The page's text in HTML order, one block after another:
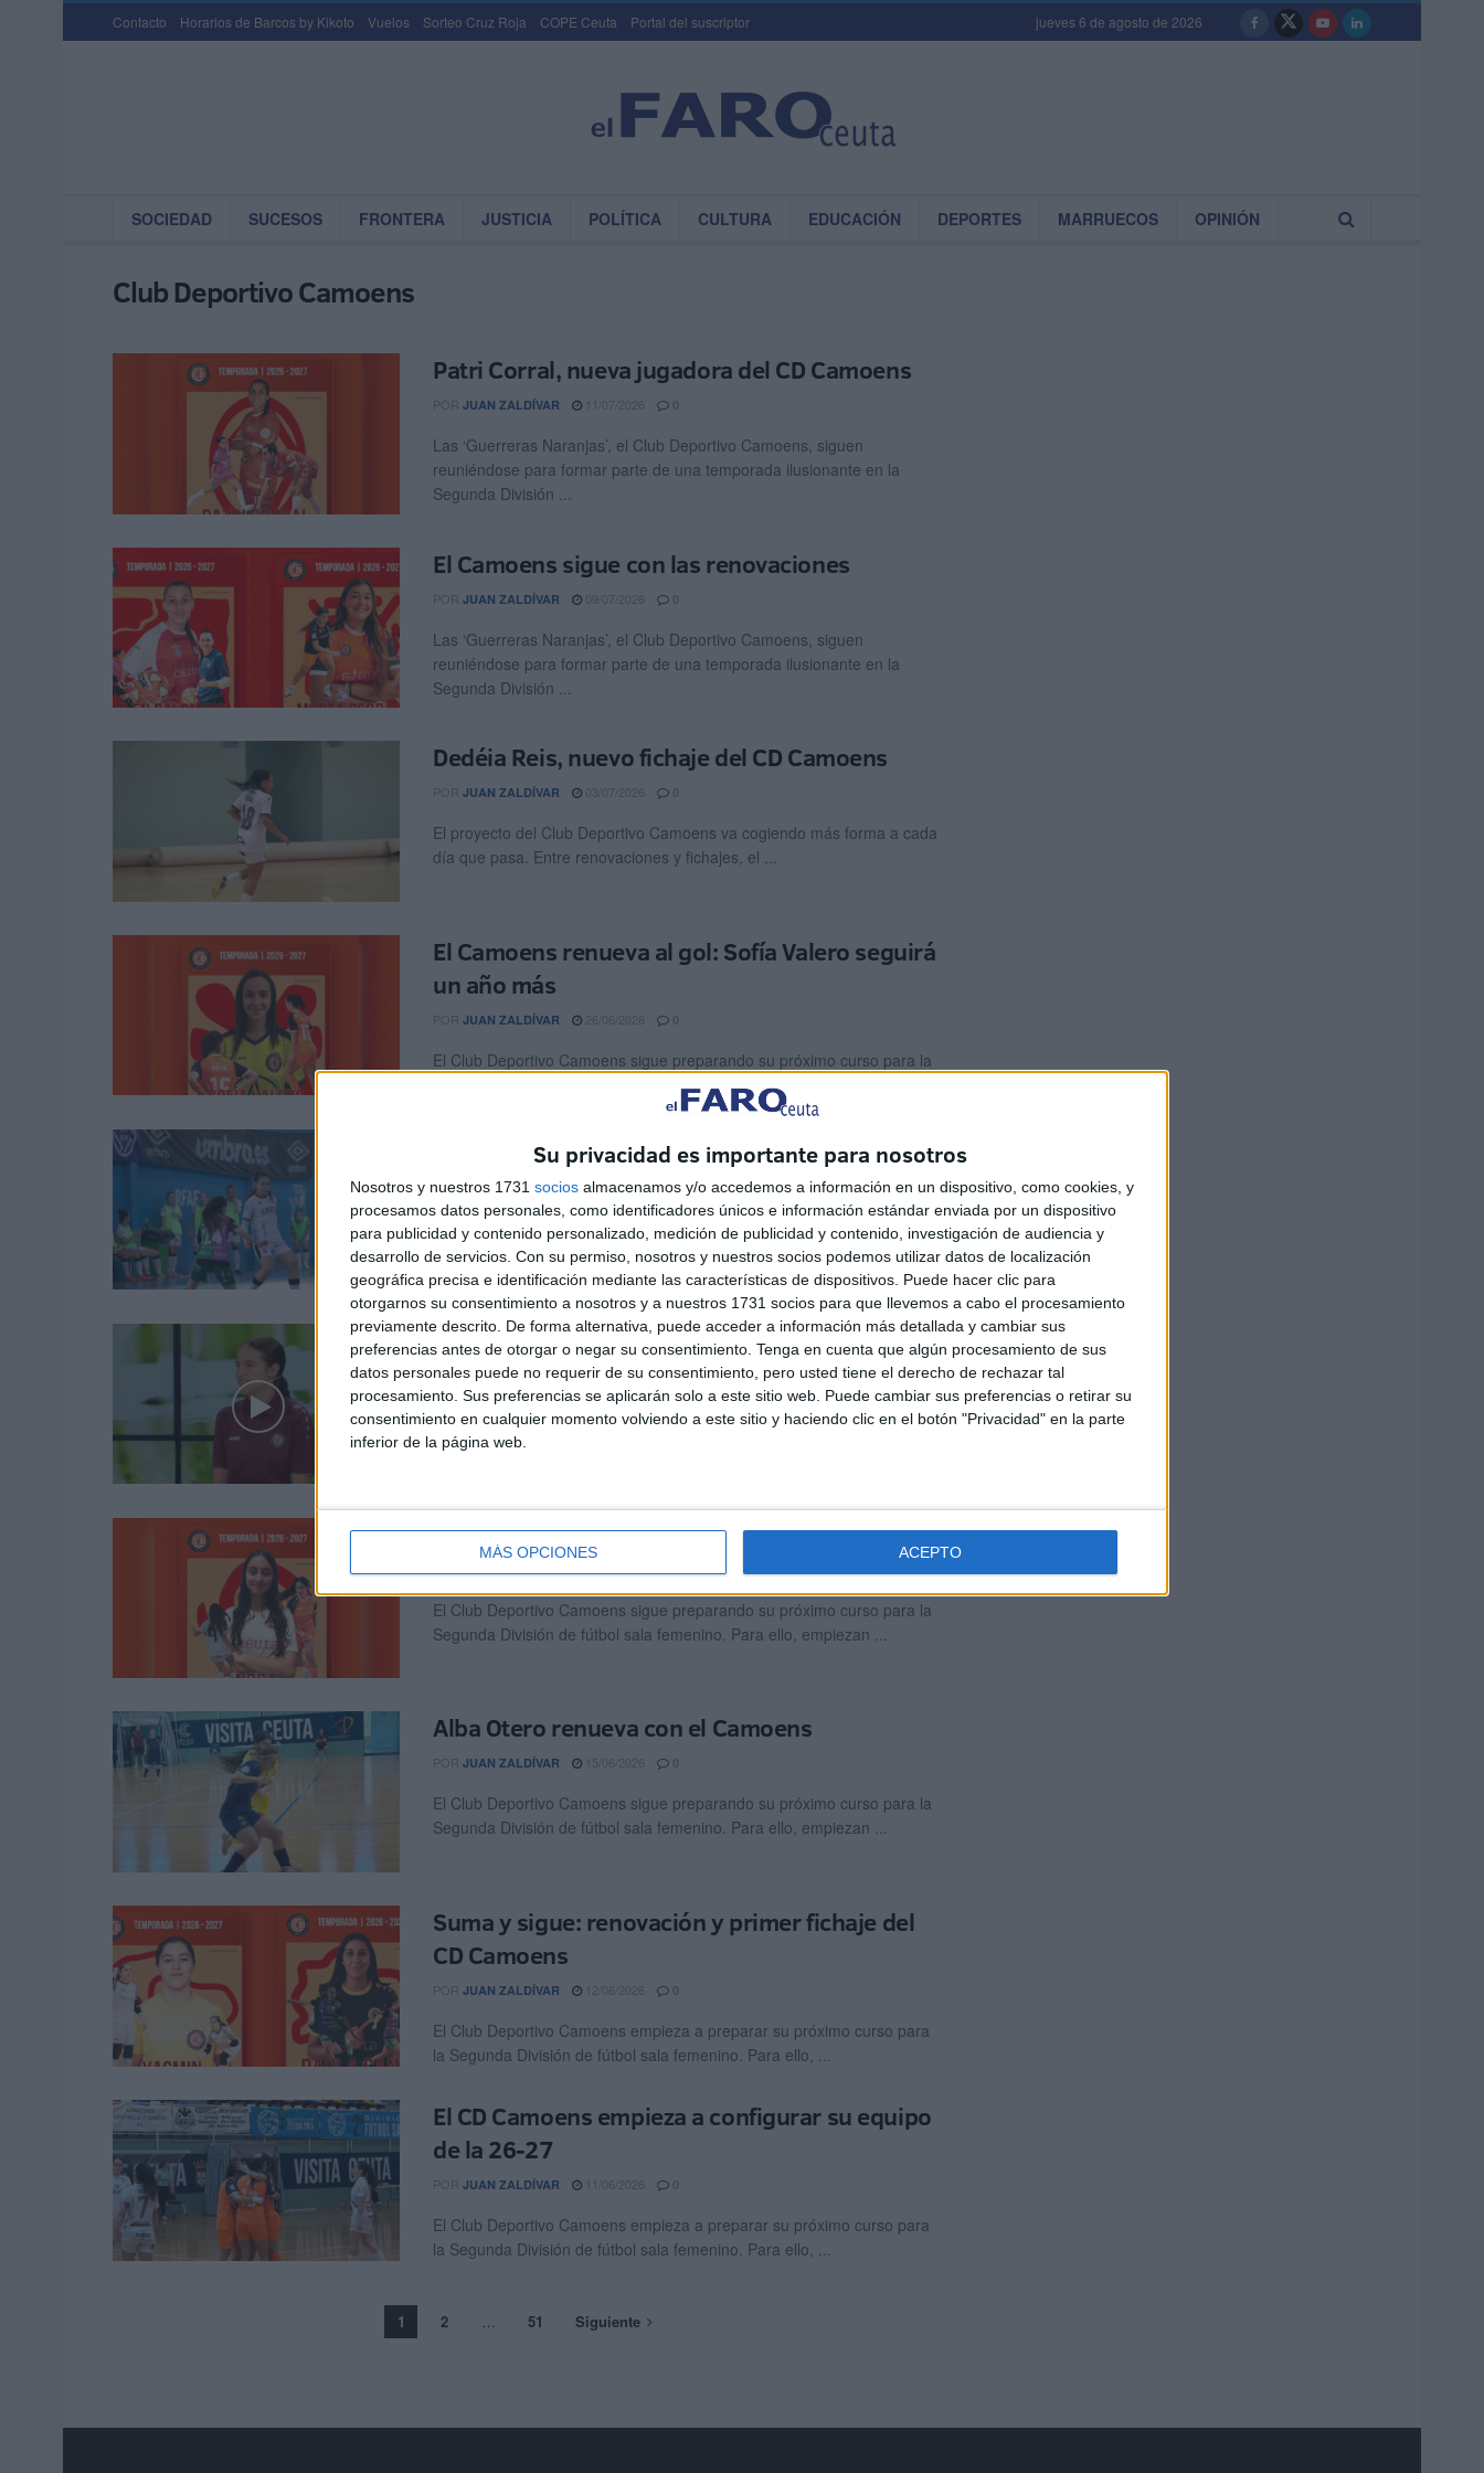
Su privacidad es importante para nosotros
Nosotros y nuestros 1731 socios almacenamos y/o accedemos a información en un dispositivo, como cookies, y
procesamos datos personales, como identificadores únicos e información estándar enviada por un dispositivo
para publicidad y contenido personalizado, medición de publicidad y contenido, investigación de audiencia y
desarrollo de servicios. Con su permiso, nosotros y nuestros socios podemos utilizar datos de localización
geográfica precisa e identificación mediante las características de dispositivos. Puede hacer clic para
otorgarnos su consentimiento a nosotros y a nuestros 1731 socios para que llevemos a cabo el procesamiento
previamente descrito. De forma alternativa, puede acceder a información más detallada y cambiar sus
preferencias antes de otorgar o negar su consentimiento. Tenga en cuenta que algún procesamiento de sus
datos personales puede no requerir de su consentimiento, pero usted tiene el derecho de rechazar tal
procesamiento. Sus preferencias se aplicarán solo a este sitio web. Puede cambiar sus preferencias o retirar su
consentimiento en cualquier momento volviendo a este sitio y haciendo clic en el botón "Privacidad" en la parte
inferior de la página web.
MÁS OPCIONES ACEPTO
Contacto Horarios de Barcos by Kikoto Vuelos Sorteo Cruz Roja COPE Ceuta Portal del suscriptor jueves 6 de agosto de 2026
SOCIEDAD SUCESOS FRONTERA JUSTICIA POLÍTICA CULTURA EDUCACIÓN DEPORTES MARRUECOS OPINIÓN
Club Deportivo Camoens
Patri Corral, nueva jugadora del CD Camoens
POR JUAN ZALDÍVAR 11/07/2026 0
Las ‘Guerreras Naranjas’, el Club Deportivo Camoens, siguen
reuniéndose para formar parte de una temporada ilusionante en la
Segunda División ...
El Camoens sigue con las renovaciones
POR JUAN ZALDÍVAR 09/07/2026 0
Las ‘Guerreras Naranjas’, el Club Deportivo Camoens, siguen
reuniéndose para formar parte de una temporada ilusionante en la
Segunda División ...
Dedéia Reis, nuevo fichaje del CD Camoens
POR JUAN ZALDÍVAR 03/07/2026 0
El proyecto del Club Deportivo Camoens va cogiendo más forma a cada
día que pasa. Entre renovaciones y fichajes, el ...
El Camoens renueva al gol: Sofía Valero seguirá
un año más
POR JUAN ZALDÍVAR 0
El Club Deportivo Camoens sigue preparando su próximo curso para la
Segunda División de fútbol sala femenino. Para ello, empiezan ...
El regreso más esperado: Tamiris vuelve al
Camoens
POR BROOKS BEALL 19/06/2026 0
Dicen que siempre volvemos al lugar donde fuimos felices, y Tamiris
Conceiçao ha decidido regresar al equipo en el que ...
Rocío Rojo: "Sientes que te pesa un poquito
más que cualquier otra camiseta"
BROOKS BEALL 18/06/2026
El deporte de Ceuta está sustentado en un presente exitoso, aunque
Nora Ahmed renueva con el Camoens
El Club Deportivo Camoens sigue preparando su próximo curso para la
Segunda División de fútbol sala femenino. Para ello, empiezan ...
Alba Otero renueva con el Camoens
POR JUAN ZALDÍVAR 0
El Club Deportivo Camoens sigue preparando su próximo curso para la
Segunda División de fútbol sala femenino. Para ello, empiezan ...
Suma y sigue: renovación y primer fichaje del
CD Camoens
POR JUAN ZALDÍVAR 0
El Club Deportivo Camoens empieza a preparar su próximo curso para
la Segunda División de fútbol sala femenino. Para ello, ...
El CD Camoens empieza a configurar su equipo
de la 26-27
POR JUAN ZALDÍVAR 0
El Club Deportivo Camoens empieza a preparar su próximo curso para
la Segunda División de fútbol sala femenino. Para ello, ...
1 2 … 51 Siguiente